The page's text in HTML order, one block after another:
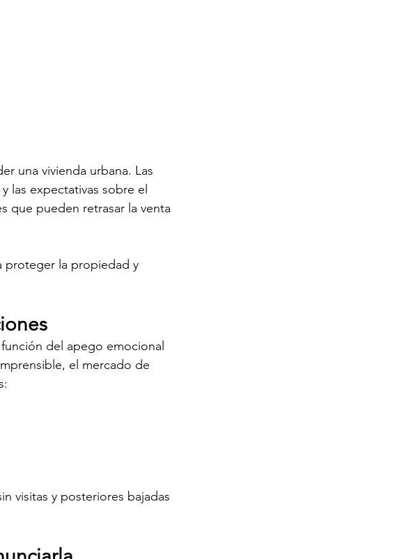
una vivienda urbana. Las
las expectativas sobre el
que pueden retrasar la venta
proteger la propiedad y
del apego emocional
el mercado de
visitas y posteriores bajadas